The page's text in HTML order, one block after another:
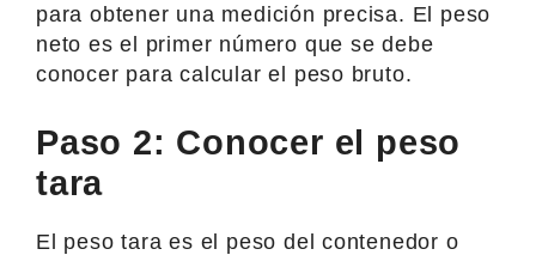
para obtener una medición precisa. El peso
neto es el primer número que se debe
conocer para calcular el peso bruto.
Paso 2: Conocer el peso
tara
El peso tara es el peso del contenedor o